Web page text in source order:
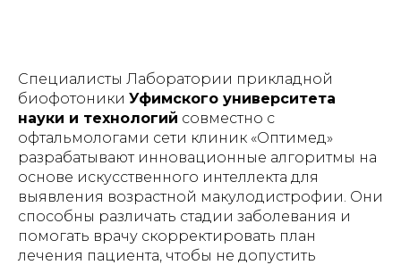
Специалисты Лаборатории прикладной
биофотоники Уфимского университета
науки и технологий совместно с
офтальмологами сети клиник «Оптимед»
разрабатывают инновационные алгоритмы на
основе искусственного интеллекта для
выявления возрастной макулодистрофии. Они
способны различать стадии заболевания и
помогать врачу скорректировать план
лечения пациента, чтобы не допустить